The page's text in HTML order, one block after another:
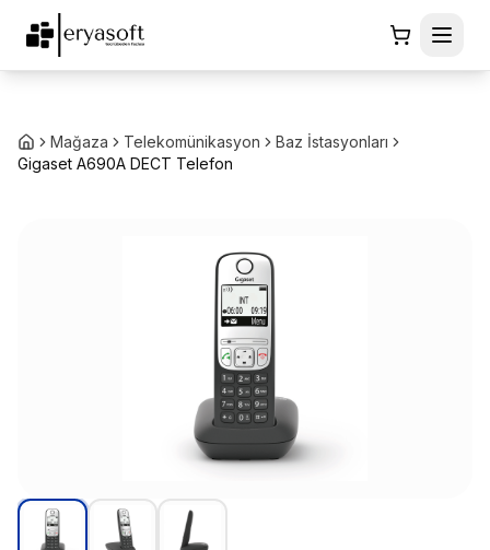
Mağaza Telekomünikasyon
Baz İstasyonları
Gigaset A690A DECT Telefon